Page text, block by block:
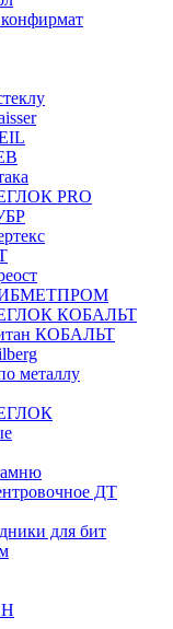
PRO
СИБМЕТПРОМ
КОБАЛЬТ
КОБАЛЬТ
металлу
ДТ
для бит